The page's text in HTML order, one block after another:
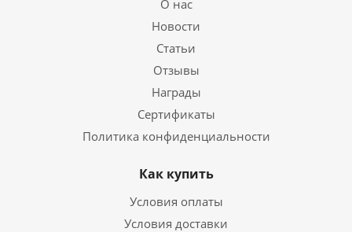
О нас
Новости
Статьи
Отзывы
Награды
Сертификаты
Политика конфиденциальности
Как купить
Условия оплаты
Условия доставки